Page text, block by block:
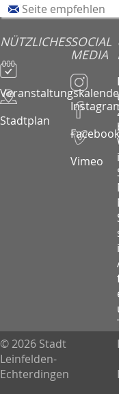
Seite empfehlen
NÜTZLICHES
Stadtplan
SOCIAL
MEDIA
Facebook
Vimeo
© 2026 Stadt
Leinfelden-
Echterdingen